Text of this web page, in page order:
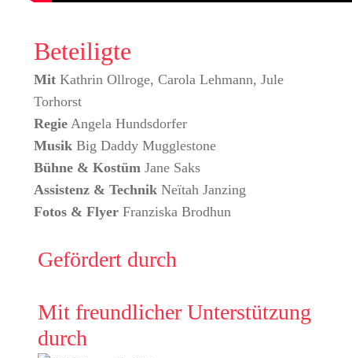
Beteiligte
Mit Kathrin Ollroge, Carola Lehmann, Jule
Torhorst
Regie Angela Hundsdorfer
Musik Big Daddy Mugglestone
Bühne & Kostüm Jane Saks
Assistenz & Technik Neïtah Janzing
Fotos & Flyer Franziska Brodhun
Gefördert durch
Mit freundlicher Unterstützung
durch